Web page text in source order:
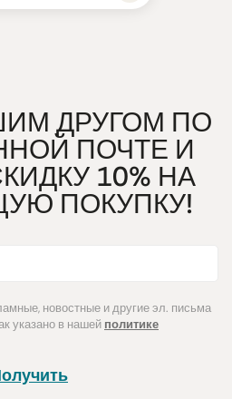
ДРУГОМ ПО
ПОЧТЕ И
10% НА
ПОКУПКУ!
новостные и другие эл. письма
указано в нашей политике